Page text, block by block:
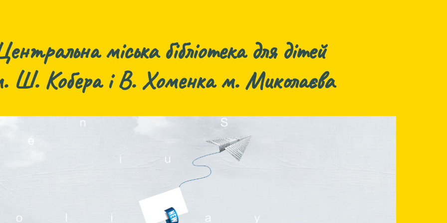
міська бібліотека для дітей
Ш. Кобера і В. Хоменка м. Миколаєва